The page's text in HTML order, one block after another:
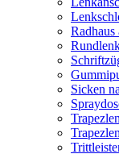
Radhaus
Sicken